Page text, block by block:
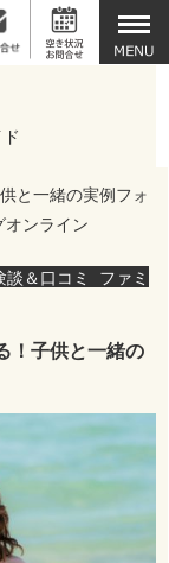
と一緒の実例フォ
オンライン
＆口コミ
ファミ
！子供と一緒の